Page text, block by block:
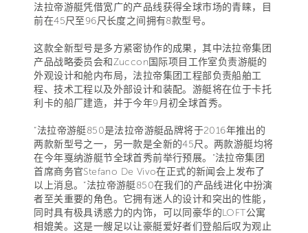
法拉帝游艇凭借宽广的产品线获得全球市场的青睐，目
前在45尺至96尺长度之间拥有8款型号。
这款全新型号是多方紧密协作的成果，其中法拉帝集团
产品战略委员会和Zuccon国际项目工作室负责游艇的
外观设计和舱内布局，法拉帝集团工程部负责船舶工
程、技术工程以及外部设计和装配。游艇将在位于卡托
利卡的船厂建造，并于今年9月初全球首秀。
“法拉帝游艇850是法拉帝游艇品牌将于2016年推出的
两款新型号之一，另一款是全新的45尺。两款游艇均将
在今年戛纳游艇节全球首秀前举行预展。”法拉帝集团
首席商务官Stefano De Vivo在正式的新闻会上发布了
以上消息。“法拉帝游艇850在我们的产品线进化中扮演
者至关重要的角色。它拥有迷人的设计和突出的性能，
同时具有极具诱惑力的内饰，可以同豪华的LOFT公寓
相媲美。这是一艘足以让豪艇爱好者们登船后叹为观止